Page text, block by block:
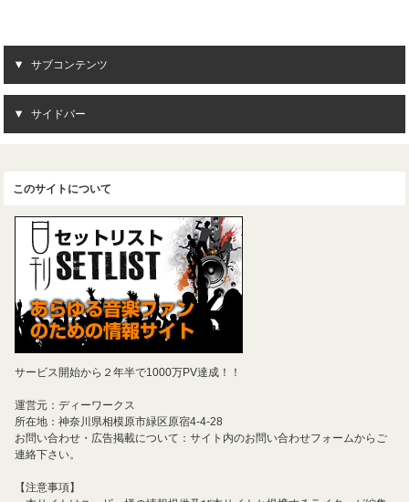
サブコンテンツ
サイドバー
このサイトについて
サービス開始から２年半で1000万PV達成！！
運営元：ディーワークス
所在地：神奈川県相模原市緑区原宿4-4-28
お問い合わせ・広告掲載について：サイト内のお問い合わせフォームからご
連絡下さい。
【注意事項】